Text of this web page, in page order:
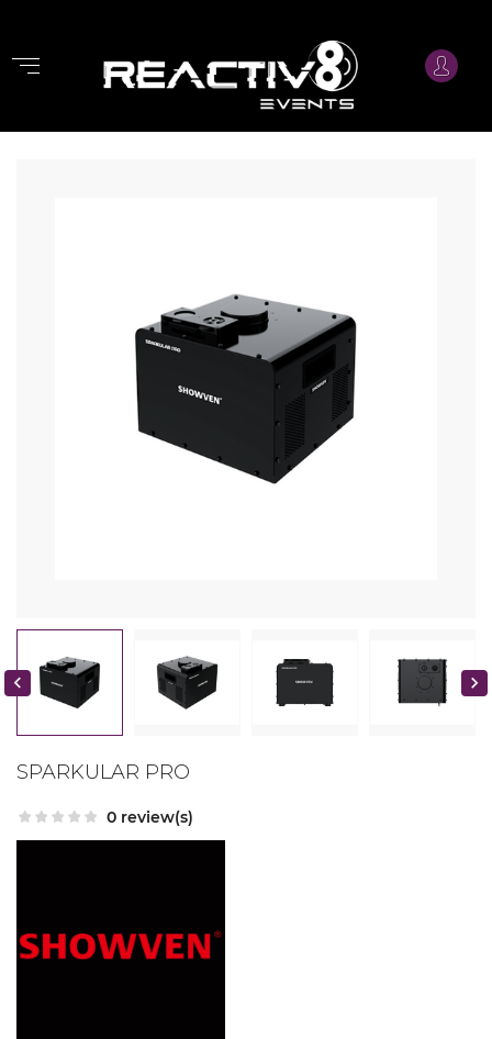
 
SPARKULAR PRO
0 review(s)